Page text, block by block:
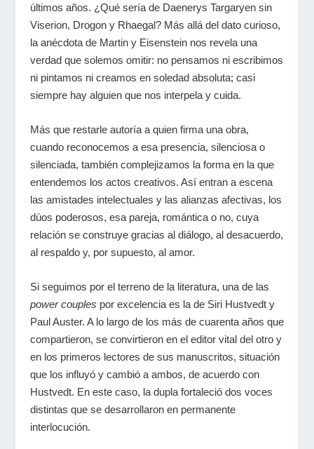
últimos años. ¿Qué sería de Daenerys Targaryen sin
Viserion, Drogon y Rhaegal? Más allá del dato curioso,
la anécdota de Martin y Eisenstein nos revela una
verdad que solemos omitir: no pensamos ni escribimos
ni pintamos ni creamos en soledad absoluta; casi
siempre hay alguien que nos interpela y cuida.
Más que restarle autoría a quien firma una obra,
cuando reconocemos a esa presencia, silenciosa o
silenciada, también complejizamos la forma en la que
entendemos los actos creativos. Así entran a escena
las amistades intelectuales y las alianzas afectivas, los
dúos poderosos, esa pareja, romántica o no, cuya
relación se construye gracias al diálogo, al desacuerdo,
al respaldo y, por supuesto, al amor.
Si seguimos por el terreno de la literatura, una de las
power couples por excelencia es la de Siri Hustvedt y
Paul Auster. A lo largo de los más de cuarenta años que
compartieron, se convirtieron en el editor vital del otro y
en los primeros lectores de sus manuscritos, situación
que los influyó y cambió a ambos, de acuerdo con
Hustvedt. En este caso, la dupla fortaleció dos voces
distintas que se desarrollaron en permanente
interlocución.